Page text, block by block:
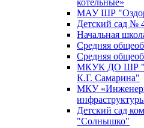
МАУ ШР
Детский сад №
Начальная
Средняя
Средняя
МКУК ДО ШР
К.Г. Самарина"
МКУ
Детский сад
"Солнышко"